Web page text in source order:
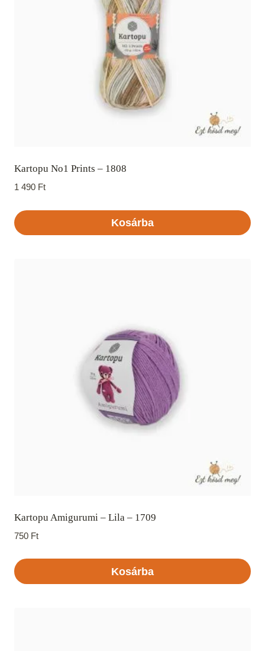
Kartopu No1 Prints – 1808
1 490 Ft
Kosárba
Kartopu Amigurumi – Lila – 1709
750 Ft
Kosárba